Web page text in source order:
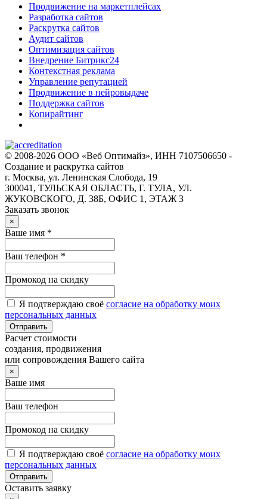
Продвижение на маркетплейсах
Разработка сайтов
Раскрутка сайтов
Аудит сайтов
Оптимизация сайтов
Внедрение Битрикс24
Контекстная реклама
Управление репутацией
Продвижение в нейровыдаче
Поддержка сайтов
Копирайтинг
© 2008-2026 ООО «Веб Оптимайз», ИНН 7107506650 -
Создание и раскрутка сайтов
г. Москва, ул. Ленинская Слобода, 19
300041, ТУЛЬСКАЯ ОБЛАСТЬ, Г. ТУЛА, УЛ.
ЖУКОВСКОГО, Д. 38Б, ОФИС 1, ЭТАЖ 3
Заказать звонок
×
Ваше имя *
Ваш телефон *
Промокод на скидку
Я подтверждаю своё согласие на обработку моих
персональных данных
Отправить
Расчет стоимости
создания, продвижения
или сопровождения Вашего сайта
×
Ваше имя
Ваш телефон
Промокод на скидку
Я подтверждаю своё согласие на обработку моих
персональных данных
Отправить
Оставить заявку